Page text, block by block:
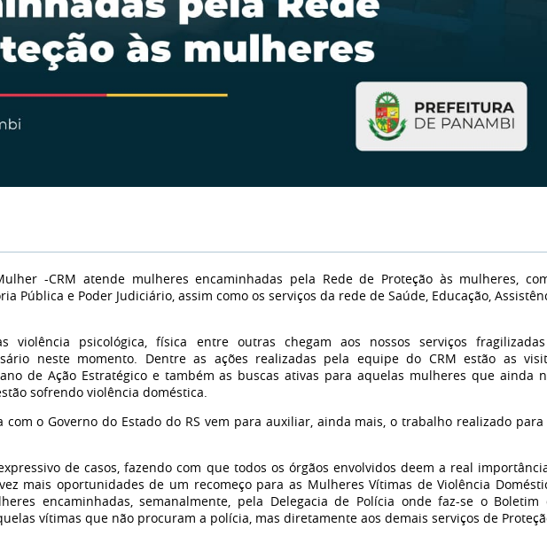
-CRM atende mulheres encaminhadas pela Rede de Proteção às mulheres,
Pública e Poder Judiciário, assim como os serviços da rede de Saúde, Educação,
violência psicológica, física entre outras chegam aos nossos serviços
neste momento. Dentre as ações realizadas pela equipe do CRM estão as
de Ação Estratégico e também as buscas ativas para aquelas mulheres que ainda
sofrendo violência doméstica.
o Governo do Estado do RS vem para auxiliar, ainda mais, o trabalho realizado para
de casos, fazendo com que todos os órgãos envolvidos deem a real
mais oportunidades de um recomeço para as Mulheres Vítimas de Violência
encaminhadas, semanalmente, pela Delegacia de Polícia onde faz-se o Boletim
vítimas que não procuram a polícia, mas diretamente aos demais serviços de